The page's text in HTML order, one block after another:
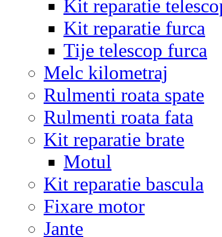
Kit reparatie
Kit reparatie furca
Tije telescop furca
Melc kilometraj
Rulmenti roata spate
Rulmenti roata fata
Kit reparatie brate
Motul
Kit reparatie bascula
Fixare motor
Jante